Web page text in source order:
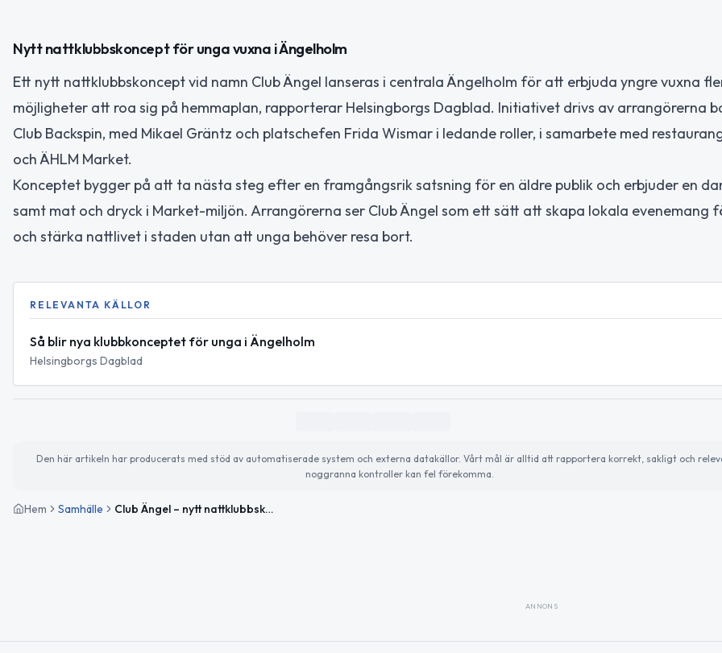
Nytt nattklubbskoncept för unga vuxna i Ängelholm
Ett nytt nattklubbskoncept vid namn Club Ängel lanseras i centrala Ängelholm för att erbjuda yngre vuxna
möjligheter att roa sig på hemmaplan, rapporterar Helsingborgs Dagblad. Initiativet drivs av arrangörerna
Club Backspin, med Mikael Gräntz och platschefen Frida Wismar i ledande roller, i samarbete med
och ÄHLM Market.
Konceptet bygger på att ta nästa steg efter en framgångsrik satsning för en äldre publik och erbjuder en
samt mat och dryck i Market-miljön. Arrangörerna ser Club Ängel som ett sätt att skapa lokala evenemang
och stärka nattlivet i staden utan att unga behöver resa bort.
RELEVANTA KÄLLOR
Så blir nya klubbkonceptet för unga i Ängelholm
Helsingborgs Dagblad
Den här artikeln har producerats med stöd av automatiserade system och externa datakällor. Vårt mål är alltid att rapportera korrekt, sakligt och
noggranna kontroller kan fel förekomma.
Hem Samhälle Club Ängel – nytt nattklubbskoncept för unga i Ängelholm
ANNONS